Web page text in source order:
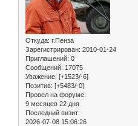
Откуда: г.Пенза
Зарегистрирован: 2010-01-24
Приглашений: 0
Сообщений: 17075
Уважение: [+1523/-6]
Позитив: [+5483/-0]
Провел на форуме:
9 месяцев 22 дня
Последний визит:
2026-07-08 15:06:26